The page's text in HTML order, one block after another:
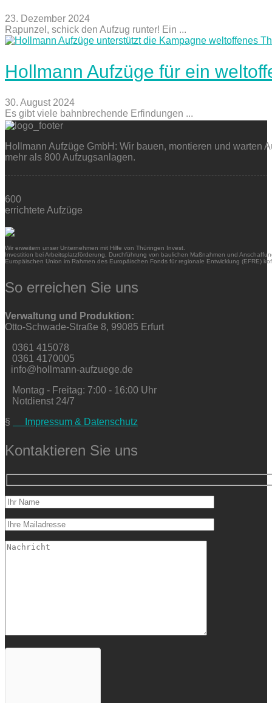
23. Dezember 2024
Rapunzel, schick den Aufzug runter! Ein ...
Hollmann Aufzüge für ein
30. August 2024
Es gibt viele bahnbrechende Erfindungen ...
Hollmann Aufzüge GmbH: Wir bauen, montieren und warten
mehr als 800 Aufzugsanlagen.
600
errichtete Aufzüge
Wir erweitern unser Unternehmen mit Hilfe von Thüringen Invest.
Investition bei Arbeitsplatzförderung. Durchführung von baulichen Maßnahmen und
Europäischen Union im Rahmen des Europäischen Fonds für regionale Entwicklung (EFRE)
So erreichen Sie uns
Verwaltung und Produktion:
Otto-Schwade-Straße 8, 99085 Erfurt
0361 415078
0361 4170005
info@hollmann-aufzuege.de
Montag - Freitag: 7:00 - 16:00 Uhr
Notdienst 24/7
§
Impressum & Datenschutz
Kontaktieren Sie uns